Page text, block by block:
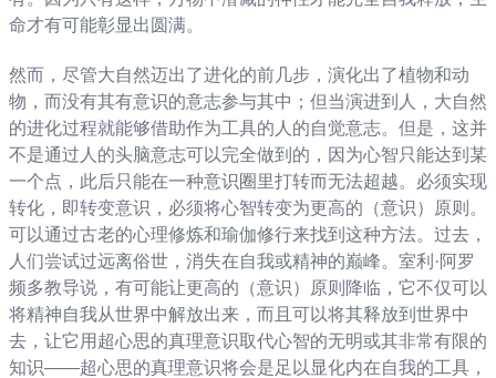
命才有可能彰显出圆满。
然而，尽管大自然迈出了进化的前几步，演化出了植物和动
物，而没有其有意识的意志参与其中；但当演进到人，大自然
的进化过程就能够借助作为工具的人的自觉意志。但是，这并
不是通过人的头脑意志可以完全做到的，因为心智只能达到某
一个点，此后只能在一种意识圈里打转而无法超越。必须实现
转化，即转变意识，必须将心智转变为更高的（意识）原则。
可以通过古老的心理修炼和瑜伽修行来找到这种方法。过去，
人们尝试过远离俗世，消失在自我或精神的巅峰。室利·阿罗
频多教导说，有可能让更高的（意识）原则降临，它不仅可以
将精神自我从世界中解放出来，而且可以将其释放到世界中
去，让它用超心思的真理意识取代心智的无明或其非常有限的
知识——超心思的真理意识将会是足以显化内在自我的工具，